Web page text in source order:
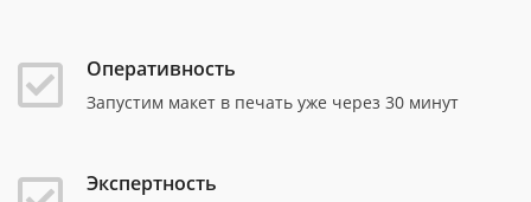
Оперативность
Запустим макет в печать уже через 30 минут
Экспертность